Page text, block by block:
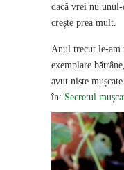
dacă vrei nu
crește prea mult.
Anul trecut le-am
exemplare
avut niște
în: Secretul